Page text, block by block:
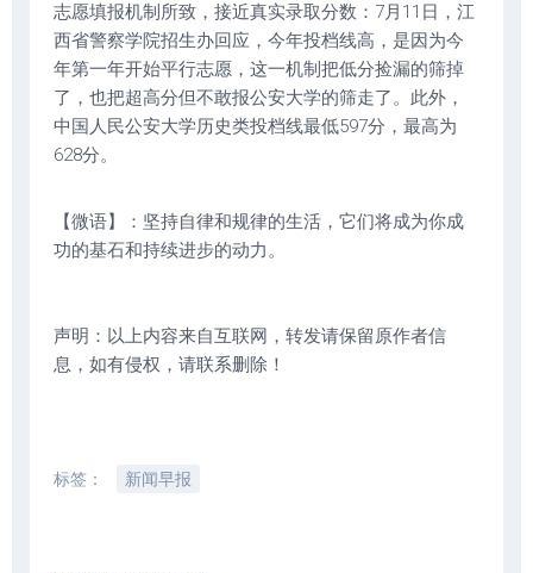
志愿填报机制所致，接近真实录取分数：7月11日，江
西省警察学院招生办回应，今年投档线高，是因为今
年第一年开始平行志愿，这一机制把低分捡漏的筛掉
了，也把超高分但不敢报公安大学的筛走了。此外，
中国人民公安大学历史类投档线最低597分，最高为
628分。
【微语】：坚持自律和规律的生活，它们将成为你成
功的基石和持续进步的动力。
声明：以上内容来自互联网，转发请保留原作者信
息，如有侵权，请联系删除！
标签： 新闻早报